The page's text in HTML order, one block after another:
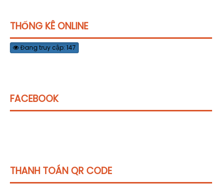
THỐNG KÊ ONLINE
Đang truy cập: 147
FACEBOOK
THANH TOÁN QR CODE